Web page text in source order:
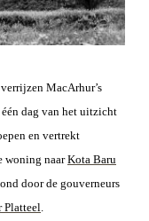
MacArhur’s
dag van het uitzicht
en vertrekt
woning naarKota Baru
door de gouverneurs
Platteel.